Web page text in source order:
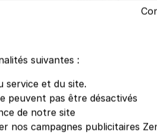
75015
75015
24 €/jour
suivantes :
service et du site.
peuvent pas être désactivés
de notre site
nos campagnes publicitaires